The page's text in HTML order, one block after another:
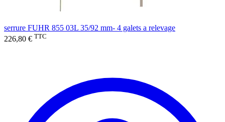
serrure FUHR 855 03L 35/92 mm- 4 galets a relevage
226,80 € TTC